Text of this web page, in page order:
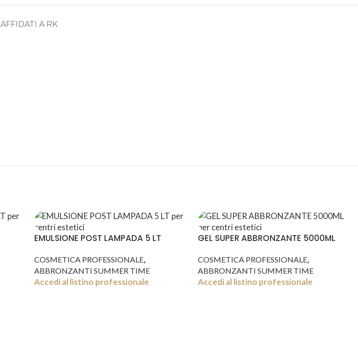
AFFIDATI A RK
EMULSIONE POST LAMPADA 5 LT
COSMETICA PROFESSIONALE,
ABBRONZANTI SUMMER TIME
Accedi al listino professionale
GEL SUPER ABBRONZANTE 5000ML
COSMETICA PROFESSIONALE,
ABBRONZANTI SUMMER TIME
Accedi al listino professionale